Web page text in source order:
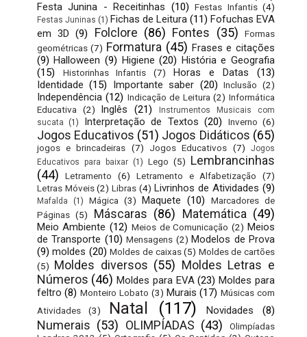
Festa Junina - Receitinhas (10) Festas Infantis (4)
Festas Juninas (1) Fichas de Leitura (11) Fofuchas EVA
em 3D (9) Folclore (86) Fontes (35)
Formas
geométricas (7) Formatura (45) Frases e citações
(9) Halloween (9) Higiene (20) História e Geografia
(15)
Historinhas Infantis (7) Horas e Datas
(13)
Identidade (15) Importante saber (20) Inclusão (2)
Independência (12) Indicação de Leitura (2) Informática
Educativa (2) Inglês (21)
Instrumentos Musicais com
sucata
(1) Interpretação de Textos (20) Inverno (6)
Jogos Educativos (51) Jogos Didáticos (65)
jogos e brincadeiras (7) Jogos Educativos (7)
Jogos
Educativos para baixar (1) Lego (5) Lembrancinhas
(44)
Letramento (6) Letramento e Alfabetização
(7)
Letras Móveis (2) Libras (4) Livrinhos de Atividades (9)
Mafalda (1) Mágica (3) Maquete (10)
Marcadores de
Páginas (5) Máscaras (86) Matemática (49)
Meio Ambiente (12) Meios de Comunicação (2) Meios
de Transporte (10) Mensagens (2) Modelos de Prova
(9) moldes (20) Moldes de caixas (5) Moldes de cartões
(5) Moldes diversos (55) Moldes Letras e
Números (46) Moldes para EVA (23) Moldes para
feltro (8) Monteiro Lobato (3) Murais (17) Músicas com
Atividades
(3) Natal (117) Novidades (8)
Numerais (53) OLIMPÍADAS (43)
Olimpíadas